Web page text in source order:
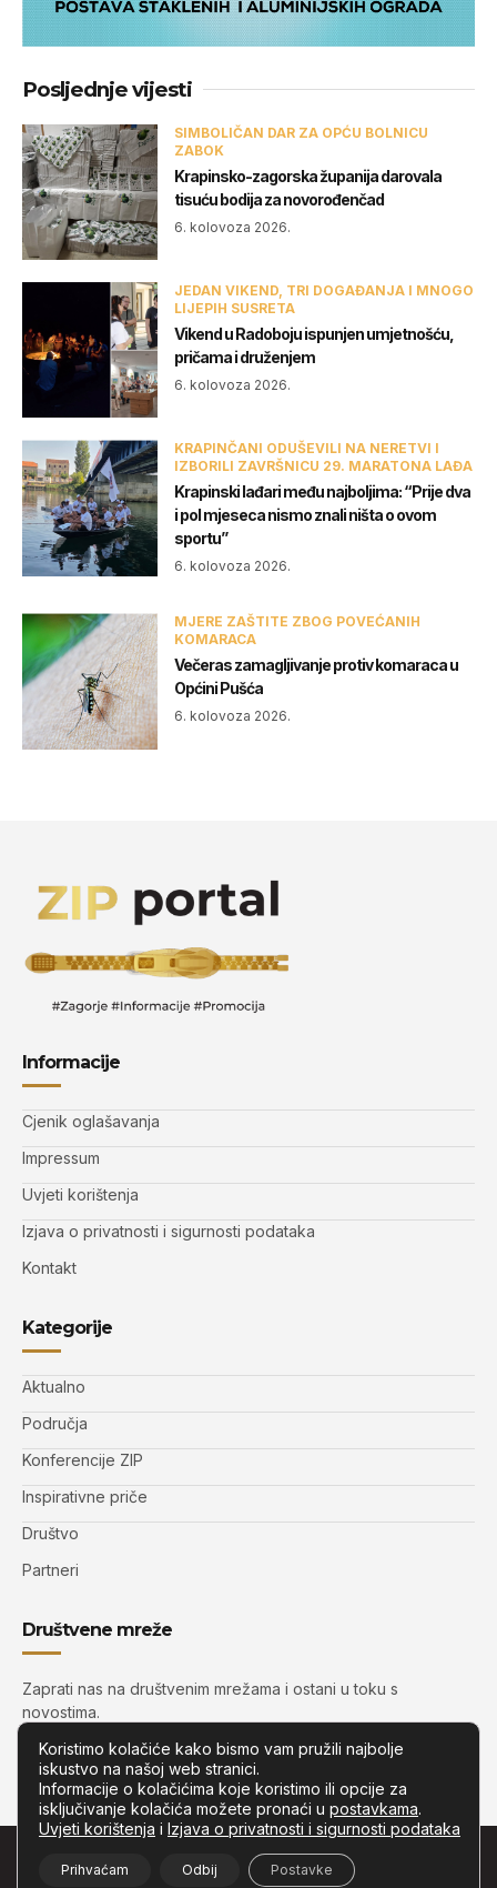
Posljednje vijesti
SIMBOLIČAN DAR ZA OPĆU BOLNICU
ZABOK
Krapinsko-zagorska županija darovala
tisuću bodija za novorođenčad
6. kolovoza 2026.
JEDAN VIKEND, TRI DOGAĐANJA I MNOGO
LIJEPIH SUSRETA
Vikend u Radoboju ispunjen umjetnošću,
pričama i druženjem
6. kolovoza 2026.
KRAPINČANI ODUŠEVILI NA NERETVI I
IZBORILI ZAVRŠNICU 29. MARATONA LAĐA
Krapinski lađari među najboljima: “Prije dva
i pol mjeseca nismo znali ništa o ovom
sportu”
6. kolovoza 2026.
MJERE ZAŠTITE ZBOG POVEĆANIH
KOMARACA
Večeras zamagljivanje protiv komaraca u
Općini Pušća
6. kolovoza 2026.
Informacije
Cjenik oglašavanja
Impressum
Uvjeti korištenja
Izjava o privatnosti i sigurnosti podataka
Kontakt
Kategorije
Aktualno
Područja
Konferencije ZIP
Inspirativne priče
Društvo
Partneri
Društvene mreže
Zaprati nas na društvenim mrežama i ostani u toku s
novostima.
Zip.com.hr– Sva prava pridržana.
Koristimo kolačiće kako bismo vam pružili najbolje
iskustvo na našoj web stranici.
Informacije o kolačićima koje koristimo ili opcije za
isključivanje kolačića možete pronaći u postavkama.
Uvjeti korištenja i Izjava o privatnosti i sigurnosti podataka
Prihvaćam Odbij Postavke